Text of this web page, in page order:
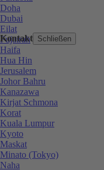
Kontakt Schließen
Doha
Dubai
Eilat
Fujairah
Haifa
Hua Hin
Jerusalem
Johor Bahru
Kanazawa
Kirjat Schmona
Korat
Kuala Lumpur
Kyoto
Maskat
Minato (Tokyo)
Naha